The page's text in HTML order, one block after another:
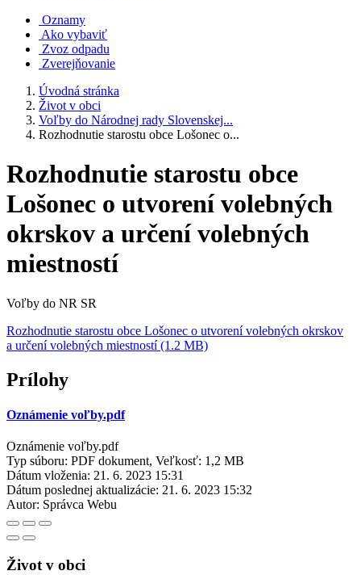
Oznamy
Ako vybaviť
Zvoz odpadu
Zverejňovanie
Úvodná stránka
Život v obci
Voľby do Národnej rady Slovenskej...
Rozhodnutie starostu obce Lošonec o...
Rozhodnutie starostu obce
Lošonec o utvorení volebných
okrskov a určení volebných
miestností
Voľby do NR SR
Rozhodnutie starostu obce Lošonec o utvorení volebných okrskov
a určení volebných miestností (1.2 MB)
Prílohy
Oznámenie voľby.pdf
Oznámenie voľby.pdf
Typ súboru: PDF dokument, Veľkosť: 1,2 MB
Dátum vloženia: 21. 6. 2023 15:31
Dátum poslednej aktualizácie: 21. 6. 2023 15:32
Autor: Správca Webu
Život v obci